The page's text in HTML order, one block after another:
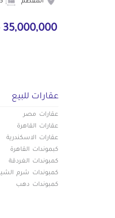
35,000,000 جنيه
عقارات للبيع
عقارات مصر
عقارات القاهرة
عقارات الاسكندرية
كبموندات القاهرة
كمبوندات الغردقة
كمبوندات شرم
كمبوندات دهب